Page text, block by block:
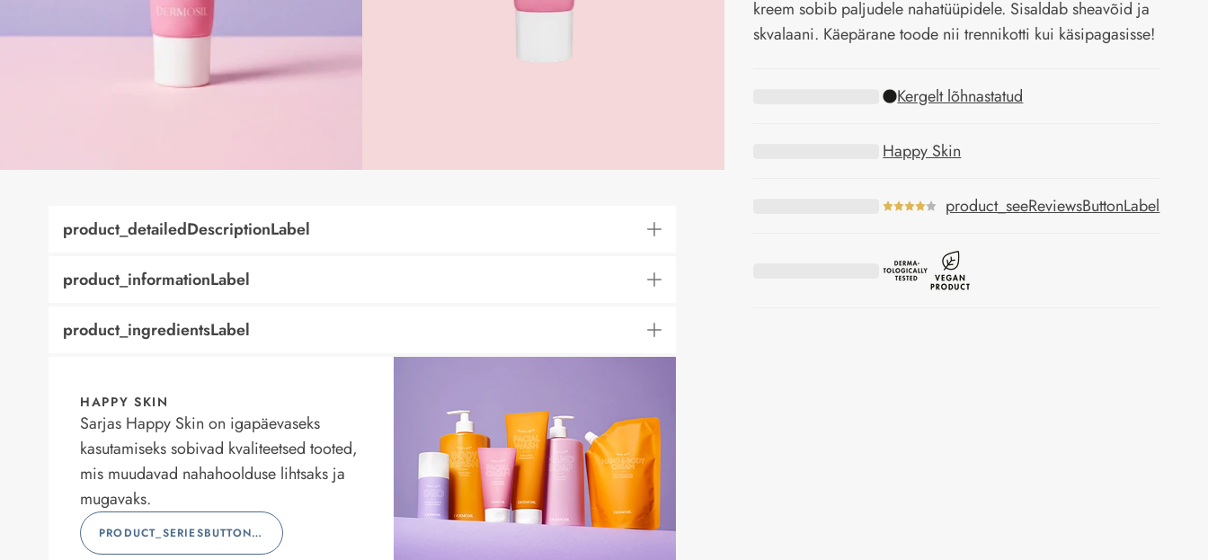
kreem sobib paljudele nahatüüpidele. Sisaldab sheavõid ja
skvalaani. Käepärane toode nii trennikotti kui käsipagasisse!
Kergelt lõhnastatud
Happy Skin
product_seeReviewsButtonLabel
product_detailedDescriptionLabel
product_informationLabel
product_ingredientsLabel
HAPPY SKIN
Sarjas Happy Skin on igapäevaseks
kasutamiseks sobivad kvaliteetsed tooted,
mis muudavad nahahoolduse lihtsaks ja
mugavaks.
PRODUCT_SERIESBUTTONLABEL